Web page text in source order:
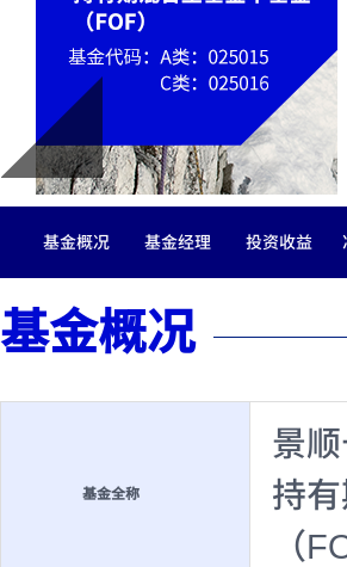
基金概况 基金经理 投资收益
基金概况
基金全称
景
持
（